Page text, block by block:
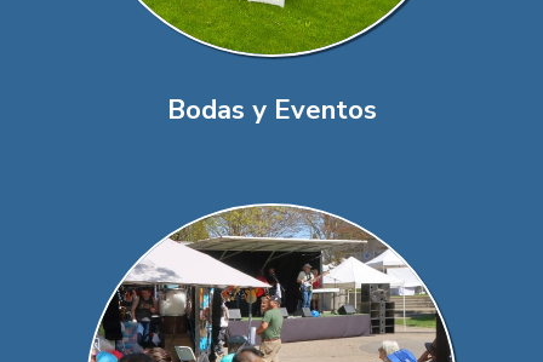
Bodas y Eventos